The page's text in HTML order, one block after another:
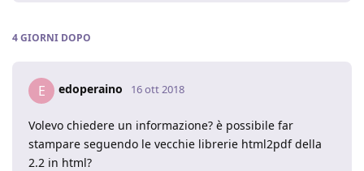
4 GIORNI DOPO
E edoperaino 16 ott 2018
Volevo chiedere un informazione? è possibile far
stampare seguendo le vecchie librerie html2pdf della
2.2 in html?